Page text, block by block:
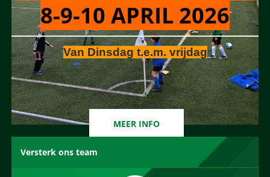
8-9-10 APRIL 2026
Van Dinsdag t.e.m. vrijdag
MEER INFO
Versterk ons team